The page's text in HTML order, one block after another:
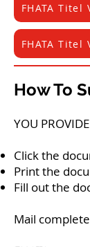
FHATA Titel
FHATA Titel
How To
YOU
Click the
Print the
Fill out the
Mail